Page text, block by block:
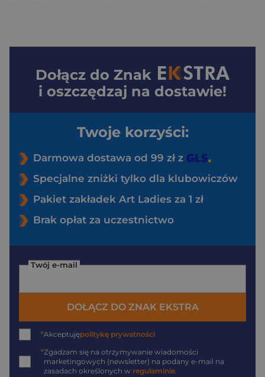
Dołącz do Znak
i oszczędzaj na dostawie!
Twoje korzyści:
Darmowa dostawa od 99 zł z
Specjalne zniżki tylko dla klubowiczów
Pakiet zakładek Art Ladies za 1 zł
Brak opłat za uczestnictwo
Twój e-mail
DOŁĄCZ DO ZNAK EKSTRA
*Akceptujępolitykę prywatności
*Zgadzam się na otrzymywanie wiadomości
marketingowych (newsletter) na podany e-mail na
zasadach określonych w regulaminie